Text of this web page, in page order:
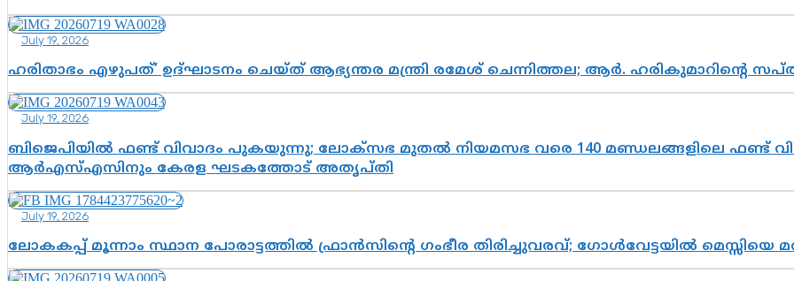
July 19, 2026
ഹരിതാഭം എഴുപത്’ ഉദ്ഘാടനം ചെയ്ത് ആഭ്യന്തര മന്ത്രി രമേശ് ചെന്നിത്തല; ആർ.
July 19, 2026
ബിജെപിയിൽ ഫണ്ട് വിവാദം പുകയുന്നു; ലോക്സഭ മുതൽ നിയമസഭ വരെ 140 മണ്ഡലങ്ങളിലെ ഫണ്ട്
ആർഎസ്എസിനും കേരള ഘടകത്തോട് അതൃപ്തി
July 19, 2026
ലോകകപ്പ് മൂന്നാം സ്ഥാന പോരാട്ടത്തിൽ ഫ്രാൻസിന്റെ ഗംഭീര തിരിച്ചുവരവ്; ഗോൾവേട്ടയിൽ മെസ്സിയെ